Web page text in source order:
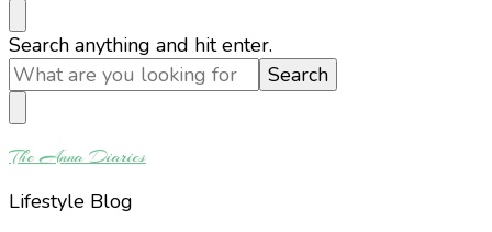
Looking
for
Something?
Search anything and hit enter.
The Anna Diaries
Lifestyle Blog